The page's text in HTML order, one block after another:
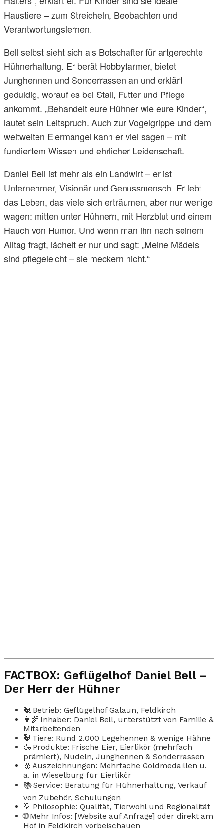
Haustiere – zum Streicheln, Beobachten und
Verantwortungslernen.
Bell selbst sieht sich als Botschafter für artgerechte
Hühnerhaltung. Er berät Hobbyfarmer, bietet
Junghennen und Sonderrassen an und erklärt
geduldig, worauf es bei Stall, Futter und Pflege
ankommt. „Behandelt eure Hühner wie eure Kinder“,
lautet sein Leitspruch. Auch zur Vogelgrippe und dem
weltweiten Eiermangel kann er viel sagen – mit
fundiertem Wissen und ehrlicher Leidenschaft.
Daniel Bell ist mehr als ein Landwirt – er ist
Unternehmer, Visionär und Genussmensch. Er lebt
das Leben, das viele sich erträumen, aber nur wenige
wagen: mitten unter Hühnern, mit Herzblut und einem
Hauch von Humor. Und wenn man ihn nach seinem
Alltag fragt, lächelt er nur und sagt: „Meine Mädels
sind pflegeleicht – sie meckern nicht.“
FACTBOX: Geflügelhof Daniel Bell –
Der Herr der Hühner
🐔 Betrieb: Geflügelhof Galaun, Feldkirch
👨‍🌾 Inhaber: Daniel Bell, unterstützt von Familie &
Mitarbeitenden
🐓 Tiere: Rund 2.000 Legehennen & wenige Hähne
🍶 Produkte: Frische Eier, Eierlikör (mehrfach
prämiert), Nudeln, Junghennen & Sonderrassen
🥇 Auszeichnungen: Mehrfache Goldmedaillen u.
a. in Wieselburg für Eierlikör
📚 Service: Beratung für Hühnerhaltung, Verkauf
von Zubehör, Schulungen
💡 Philosophie: Qualität, Tierwohl und Regionalität
🌐 Mehr Infos: [Website auf Anfrage] oder direkt am
Hof in Feldkirch vorbeischauen